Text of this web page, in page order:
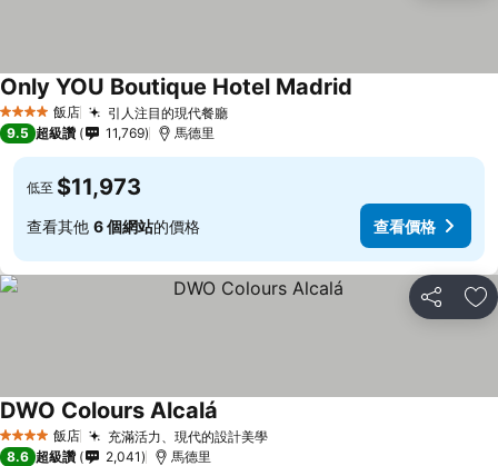
4 星級 飯店 引人注目的現代餐廳
Only YOU Boutique Hotel Madrid
9.5 超級讚 11,769 馬德里
低至 $11,973
查看其他 6 個網站的價格 查看價格
分享 加
4 星級 飯店 充滿活力、現代的設計美學
DWO Colours Alcalá
8.6 超級讚 2,041 馬德里